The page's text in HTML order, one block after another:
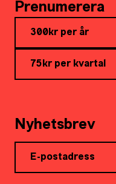
Prenumerera
300kr per år
75kr per kvartal
Nyhetsbrev